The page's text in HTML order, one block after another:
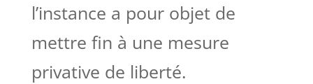
l’instance a pour objet de
mettre fin à une mesure
privative de liberté.